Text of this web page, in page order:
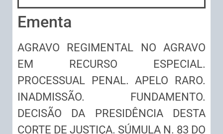
Ementa
AGRAVO REGIMENTAL NO AGRAVO
EM RECURSO ESPECIAL.
PROCESSUAL PENAL. APELO RARO.
INADMISSÃO. FUNDAMENTO.
DECISÃO DA PRESIDÊNCIA DESTA
CORTE DE JUSTIÇA. SÚMULA N. 83 DO